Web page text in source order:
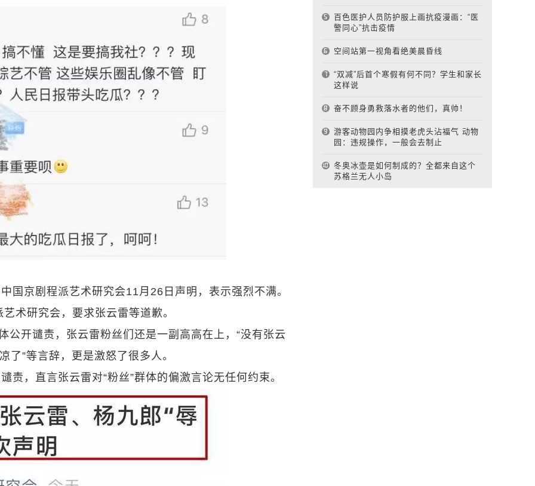
国京剧程派艺术研究会11月26日声明，表示强烈不满。
术研究会，要求张云雷等道歉。
公开谴责，张云雷粉丝们还是一副高高在上，“没有张云
了”等言辞，更是激怒了很多人。
责，直言张云雷对“粉丝”群体的偏激言论无任何约束。
百色医护人员防护服上画抗疫漫画：“医
警同心”抗击疫情
空间站第一视角看绝美晨昏线
“双减”后首个寒假有何不同？学生和家长
这样说
奋不顾身勇救落水者的他们，真帅！
游客动物园内争相摸老虎头沾福气 动物
园：违规操作，一般会去制止
冬奥冰壶是如何制成的？全都来自这个
苏格兰无人小岛